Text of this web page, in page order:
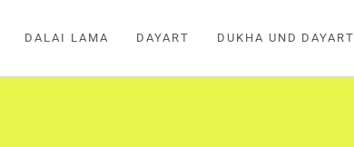
DALAI LAMA DAYART DUKHA UND DAYART